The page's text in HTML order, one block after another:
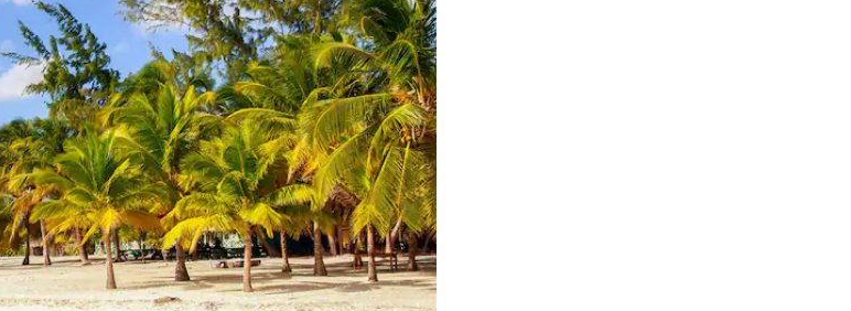
para cima e para baixo do teclado ou tocando e deslizando o dedo na tela.